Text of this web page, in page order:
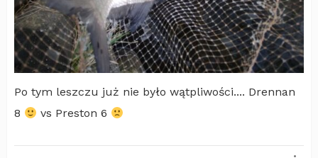
Po tym leszczu już nie było wątpliwości.... Drennan
8
vs Preston 6